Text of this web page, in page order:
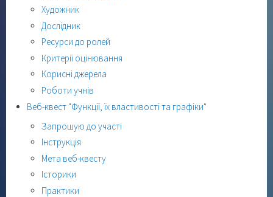
Художник
Дослідник
Ресурси до ролей
Критерії оцінювання
Корисні джерела
Роботи учнів
Веб-квест "Функції, їх властивості та графіки"
Запрошую до участі
Інструкція
Мета веб-квесту
Історики
Практики